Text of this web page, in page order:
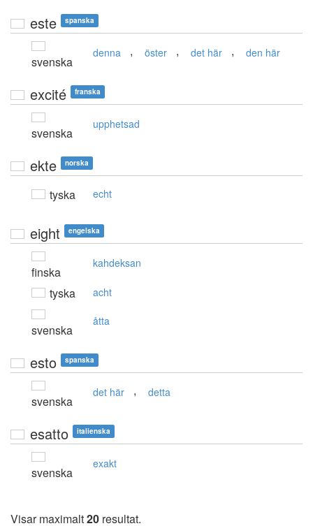
este spanska
svenska
denna , öster , det här , den här
excité franska
svenska
upphetsad
ekte norska
tyska echt
eight engelska
finska
kahdeksan
tyska acht
svenska
åtta
esto spanska
svenska
det här , detta
esatto italienska
svenska
exakt
Visar maximalt20 resultat.